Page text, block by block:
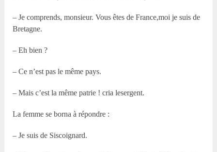
– Je comprends, monsieur. Vous êtes de France,moi je suis de
Bretagne.
– Eh bien ?
– Ce n’est pas le même pays.
– Mais c’est la même patrie ! cria lesergent.
La femme se borna à répondre :
– Je suis de Siscoignard.